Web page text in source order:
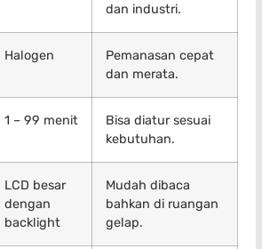
dan industri.
Halogen
Pemanasan cepat
dan merata.
1 – 99 menit
Bisa diatur sesuai
kebutuhan.
LCD besar
dengan
backlight
Mudah dibaca
bahkan di ruangan
gelap.